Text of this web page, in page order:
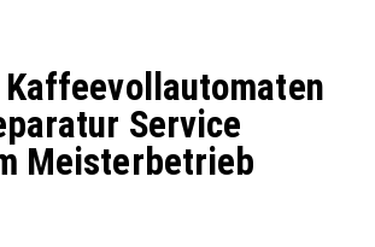
Service
Meisterbetrieb